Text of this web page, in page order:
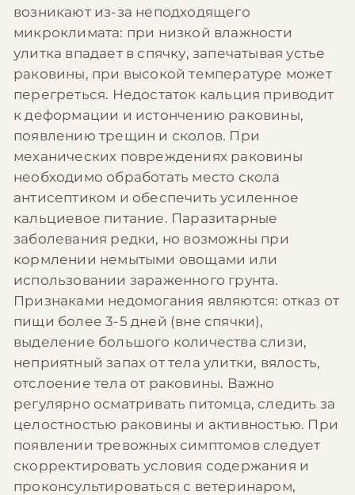
возникают из-за неподходящего
микроклимата: при низкой влажности
улитка впадает в спячку, запечатывая устье
раковины, при высокой температуре может
перегреться. Недостаток кальция приводит
к деформации и истончению раковины,
появлению трещин и сколов. При
механических повреждениях раковины
необходимо обработать место скола
антисептиком и обеспечить усиленное
кальциевое питание. Паразитарные
заболевания редки, но возможны при
кормлении немытыми овощами или
использовании зараженного грунта.
Признаками недомогания являются: отказ от
пищи более 3-5 дней (вне спячки),
выделение большого количества слизи,
неприятный запах от тела улитки, вялость,
отслоение тела от раковины. Важно
регулярно осматривать питомца, следить за
целостностью раковины и активностью. При
появлении тревожных симптомов следует
скорректировать условия содержания и
проконсультироваться с ветеринаром,